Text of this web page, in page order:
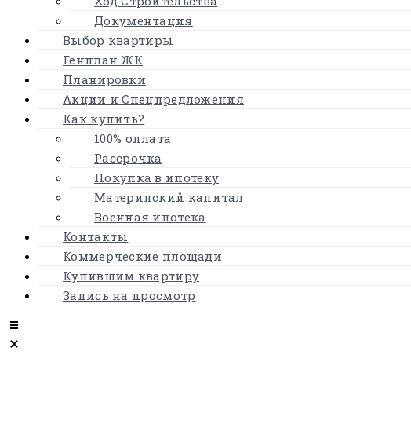
Документация
Выбор квартиры
Генплан ЖК
Планировки
Акции и Спецпредложения
Как купить?
100% оплата
Рассрочка
Покупка в ипотеку
Материнский капитал
Военная ипотека
Контакты
Коммерческие площади
Купившим квартиру
Запись на просмотр